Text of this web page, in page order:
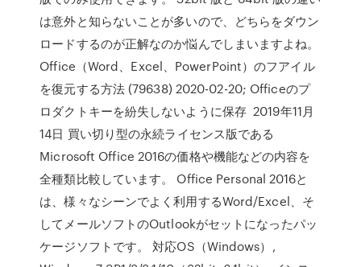
は意外と知らないことが多いので、どちらをダウン
ロードするのが正解なのか悩んでしまいますよね。
Office（Word、Excel、PowerPoint）のフアイル
を復元する方法 (79638) 2020-02-20; Officeのプ
ロダクトキーを紛失しないように保存 2019年11月
14日 買い切り型の永続ライセンス版である
Microsoft Office 2016の価格や機能などの内容を
全種類比較しています。 Office Personal 2016と
は、様々なシーンでよく利用するWord/Excel、そ
してメールソフトのOutlookがセットになったパッ
ケージソフトです。 対応OS（Windows）,